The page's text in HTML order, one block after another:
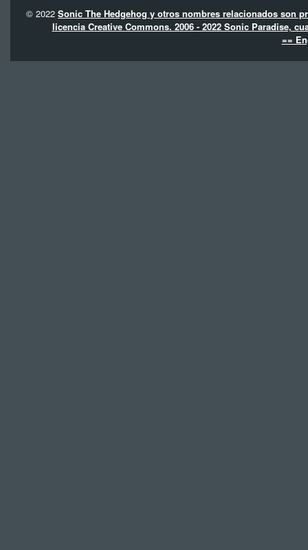
© 2022 Sonic The Hedgehog y otros nombres relacionados son
licencia Creative Commons. 2006 - 2022 Sonic Paradise,
==